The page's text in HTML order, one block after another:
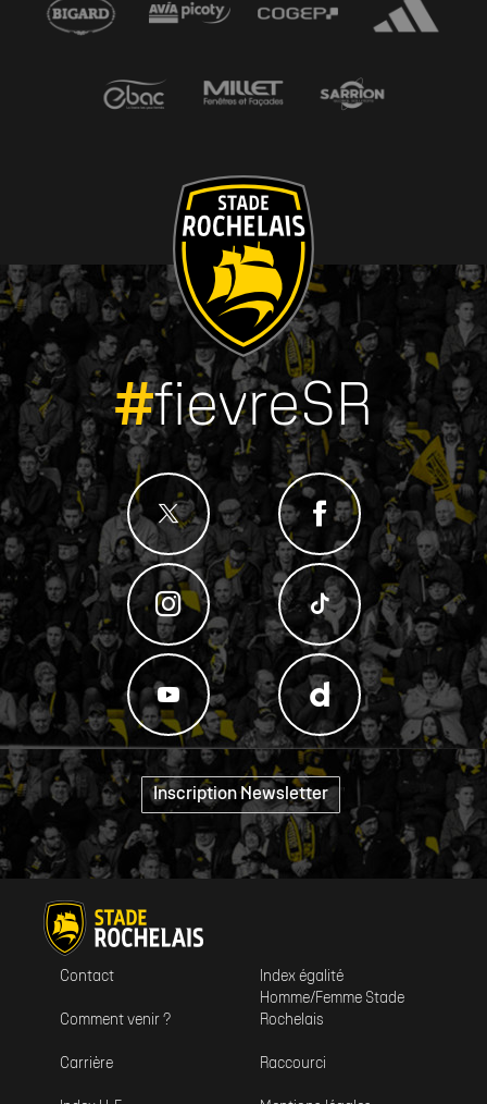
#fievreSR
Inscription Newsletter
Index égalité
Homme/Femme Stade
Rochelais
Contact
Comment venir ?
Raccourci
Carrière